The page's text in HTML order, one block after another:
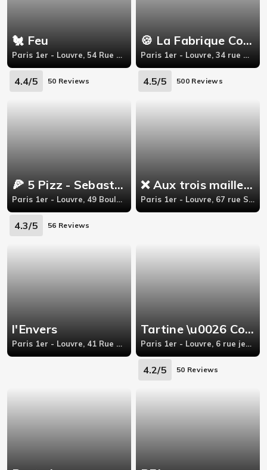
🐔 Feu
Paris 1er - Louvre, 54 Rue de l'Arbre Sec
4.4/5 50 Reviews
🍪 La Fabrique Cookies - Paris 1
Paris 1er - Louvre, 34 rue Montorgueil
4.5/5 500 Reviews
🍕 5 Pizz - Sebastopol
Paris 1er - Louvre, 49 Boulevard Sebastopol,
4.3/5 56 Reviews
❌ Aux trois maillets ❌
Paris 1er - Louvre, 67 rue Saint Denis 75001 Paris
l'Envers
Paris 1er - Louvre, 41 Rue Coquillière,
Tartine \u0026 Co Louvre
Paris 1er - Louvre, 6 rue jean Jacques rousseau 75001 paris
4.2/5 50 Reviews